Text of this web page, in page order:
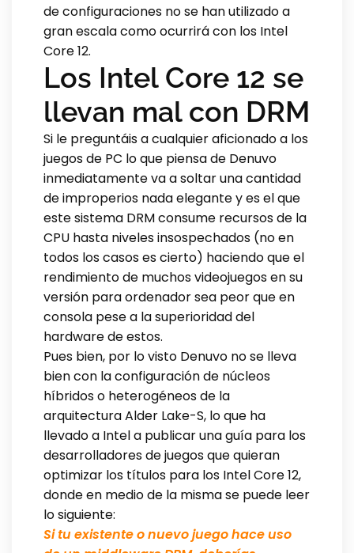
de configuraciones no se han utilizado a
gran escala como ocurrirá con los Intel
Core 12.
Los Intel Core 12 se
llevan mal con DRM
Si le preguntáis a cualquier aficionado a los
juegos de PC lo que piensa de Denuvo
inmediatamente va a soltar una cantidad
de improperios nada elegante y es el que
este sistema DRM consume recursos de la
CPU hasta niveles insospechados (no en
todos los casos es cierto) haciendo que el
rendimiento de muchos videojuegos en su
versión para ordenador sea peor que en
consola pese a la superioridad del
hardware de estos.
Pues bien, por lo visto Denuvo no se lleva
bien con la configuración de núcleos
híbridos o heterogéneos de la
arquitectura Alder Lake-S, lo que ha
llevado a Intel a publicar una guía para los
desarrolladores de juegos que quieran
optimizar los títulos para los Intel Core 12,
donde en medio de la misma se puede leer
lo siguiente:
Si tu existente o nuevo juego hace uso